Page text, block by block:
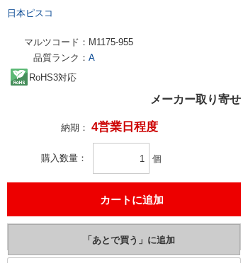
日本ピスコ
マルツコード： M1175-955
品質ランク： A
RoHS3対応
メーカー取り寄せ
納期： 4営業日程度
購入数量 個